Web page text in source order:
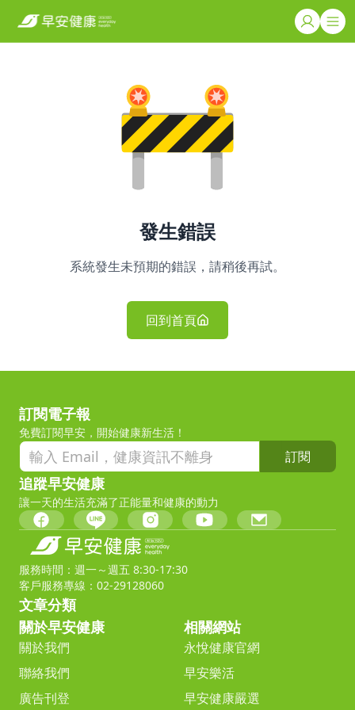
發生錯誤
系統發生未預期的錯誤，請稍後再試。
回到首頁
訂閱電子報
免費訂閱早安，開始健康新生活！
訂閱
追蹤早安健康
讓一天的生活充滿了正能量和健康的動力
服務時間：週一～週五 8:30-17:30
客戶服務專線：02-29128060
文章分類
關於早安健康
關於我們
聯絡我們
廣告刊登
相關網站
永悅健康官網
早安樂活
早安健康嚴選